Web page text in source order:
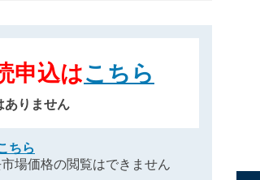
申込はこちら
りません
ちら
場価格の閲覧はできません